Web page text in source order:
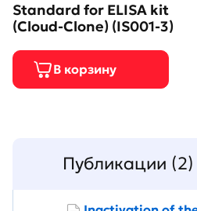
Standard for ELISA kit
(Cloud-Clone) (IS001-3)
Публикации (2)